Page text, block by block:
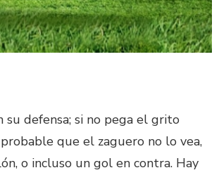
defensa; si no pega el grito
que el zaguero no lo vea,
o incluso un gol en contra. Hay